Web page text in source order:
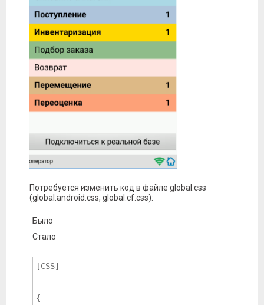
Потребуется изменить код в файле global.css
(global.android.css, global.cf.css):
Было
Стало
[CSS]
{